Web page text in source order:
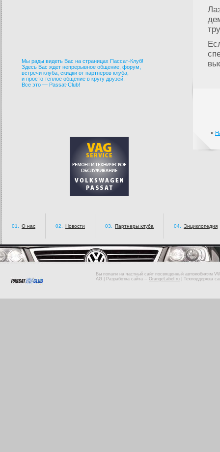
Мы рады видеть Вас на страницах Пассат-Клуб!
Здесь Вас ждет непрерывное общение, форум,
встречи клуба, скидки от партнеров клуба,
и просто теплое общение в кругу друзей.
Все это — Passat-Club!
«
01. О нас 02. Новости 03. Партнеры клуба 04. Энциклопедия
Вы попали на частный сайт посвященный автомобилям
AG |
Разработка сайта -- OrangeLabel.ru Техподдержка